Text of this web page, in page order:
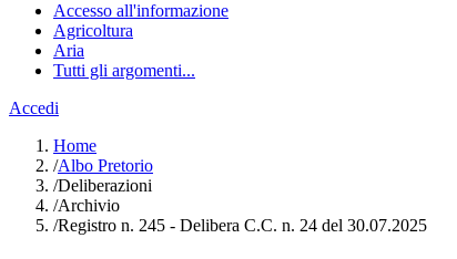
Accesso all'informazione
Agricoltura
Aria
Tutti gli argomenti...
Accedi
Home
/Albo Pretorio
/Deliberazioni
/Archivio
/Registro n. 245 - Delibera C.C. n. 24 del 30.07.2025